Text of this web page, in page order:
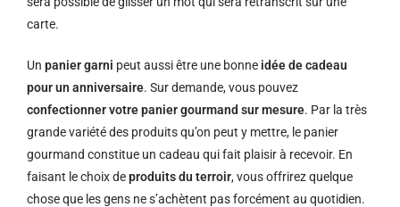
carte.
Un panier garni peut aussi être une bonne idée de cadeau
pour un anniversaire. Sur demande, vous pouvez
confectionner votre panier gourmand sur mesure. Par la très
grande variété des produits qu’on peut y mettre, le panier
gourmand constitue un cadeau qui fait plaisir à recevoir. En
faisant le choix deproduits du terroir, vous offrirez quelque
chose que les gens ne s’achètent pas forcément au quotidien.